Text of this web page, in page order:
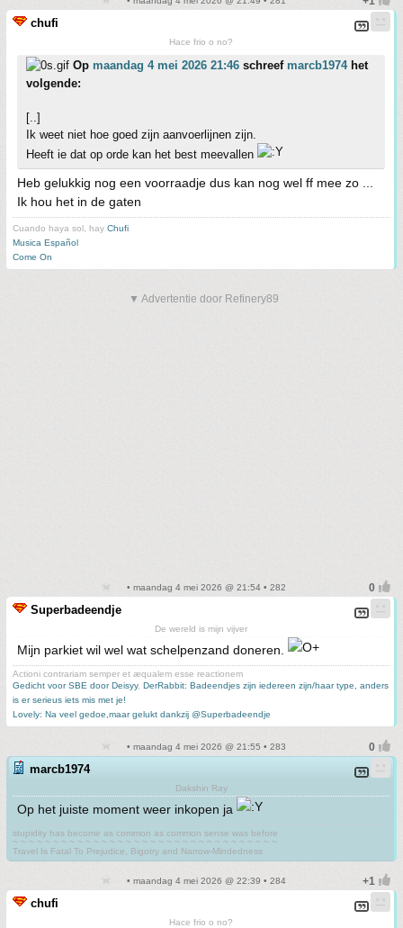
chufi
Hace frio o no?
Op maandag 4 mei 2026 21:46 schreef marcb1974het
volgende:
[..]
Ik weet niet hoe goed zijn aanvoerlijnen zijn.
Heeft ie dat op orde kan het best meevallen
Heb gelukkig nog een voorraadje dus kan nog wel ff mee zo ...
Ik hou het in de gaten
Cuando haya sol, hay Chufi
Musica Español
Come On
▼ Advertentie door Refinery89
• maandag 4 mei 2026 @ 21:54 • 282
Superbadeendje
De wereld is mijn vijver
Mijn parkiet wil wel wat schelpenzand doneren.
Actioni contrariam semper et æqualem esse reactionem
Gedicht voor SBE door Deisyy, DerRabbit: Badeendjes zijn iedereen zijn/haar type, anders
is er serieus iets mis met je!
Lovely: Na veel gedoe,maar gelukt dankzij @Superbadeendje
• maandag 4 mei 2026 @ 21:55 • 283
marcb1974
Dakshin Ray
Op het juiste moment weer inkopen ja
stupidity has become as common as common sense was before
~ ~ ~ ~ ~ ~ ~ ~ ~ ~ ~ ~ ~ ~ ~ ~ ~ ~ ~ ~ ~ ~ ~ ~ ~ ~ ~ ~ ~ ~ ~ ~ ~
Travel Is Fatal To Prejudice, Bigotry and Narrow-Mindedness
• maandag 4 mei 2026 @ 22:39 • 284
chufi
Hace frio o no?